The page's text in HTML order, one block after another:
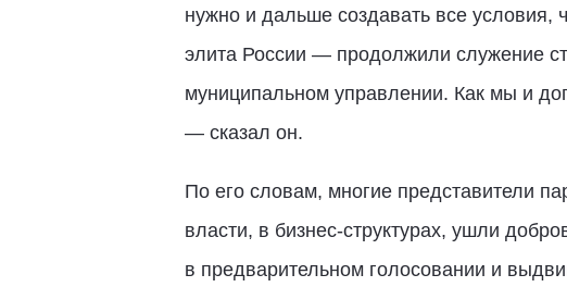
нужно и дальше создавать все условия,
элита России — продолжили служение
муниципальном управлении. Как мы и
— сказал он.
По его словам, многие представители
власти, в бизнес-структурах, ушли
в предварительном голосовании и